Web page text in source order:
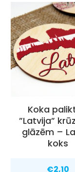
Koka
”Latvija”
glāzēm –
koks
€2,10